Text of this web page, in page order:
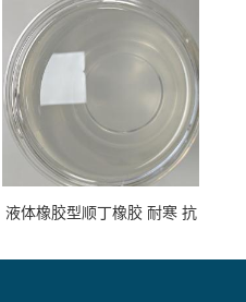
专用
液体橡胶型顺丁橡胶 耐寒 抗